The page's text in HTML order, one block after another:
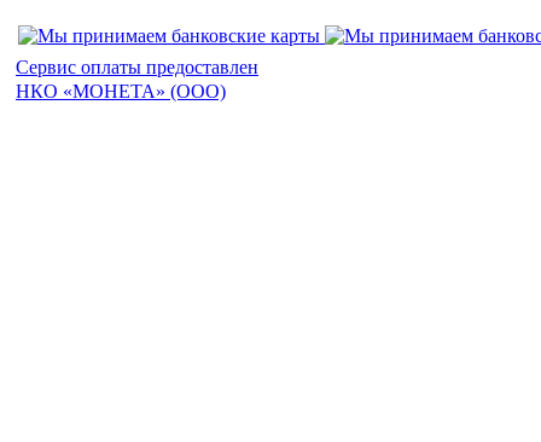
Сервис оплаты предоставлен
НКО «МОНЕТА» (ООО)